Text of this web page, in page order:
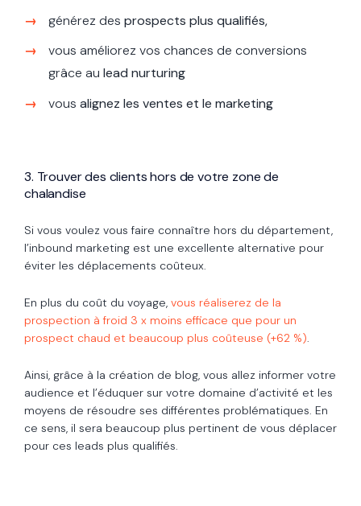
générez des prospects plus qualifiés,
vous améliorez vos chances de conversions
grâce au lead nurturing
vous alignez les ventes et le marketing
3. Trouver des clients hors de votre zone de
chalandise
Si vous voulez vous faire connaître hors du département,
l’inbound marketing est une excellente alternative pour
éviter les déplacements coûteux.
En plus du coût du voyage, vous réaliserez de la
prospection à froid 3 x moins efficace que pour un
prospect chaud et beaucoup plus coûteuse (+62 %).
Ainsi, grâce à la création de blog, vous allez informer votre
audience et l’éduquer sur votre domaine d’activité et les
moyens de résoudre ses différentes problématiques. En
ce sens, il sera beaucoup plus pertinent de vous déplacer
pour ces leads plus qualifiés.